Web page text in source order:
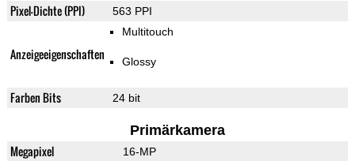
Pixel-Dichte (PPI) 563 PPI
Anzeigeeigenschaften
Multitouch
Glossy
Farben Bits 24 bit
Primärkamera
Megapixel 16-MP